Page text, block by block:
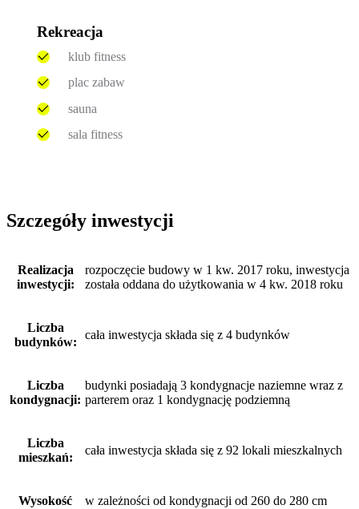
Rekreacja
klub fitness
plac zabaw
sauna
sala fitness
Szczegóły inwestycji
Realizacja
inwestycji:
rozpoczęcie budowy w 1 kw. 2017 roku, inwestycja
została oddana do użytkowania w 4 kw. 2018 roku
Liczba
budynków:
cała inwestycja składa się z 4 budynków
Liczba
kondygnacji:
budynki posiadają 3 kondygnacje naziemne wraz z
parterem oraz 1 kondygnację podziemną
Liczba
mieszkań:
cała inwestycja składa się z 92 lokali mieszkalnych
Wysokość
w zależności od kondygnacji od 260 do 280 cm